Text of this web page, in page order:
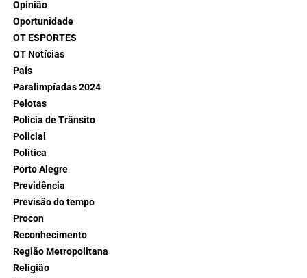
Opinião
Oportunidade
OT ESPORTES
OT Notícias
País
Paralimpíadas 2024
Pelotas
Polícia de Trânsito
Policial
Política
Porto Alegre
Previdência
Previsão do tempo
Procon
Reconhecimento
Região Metropolitana
Religião